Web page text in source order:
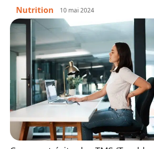
Nutrition 10 mai 2024